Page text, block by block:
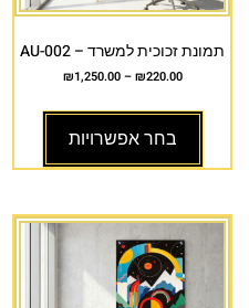
תמונת זכוכית למשרד – AU-002
₪220.00
–
₪1,250.00
בחר אפשרויות